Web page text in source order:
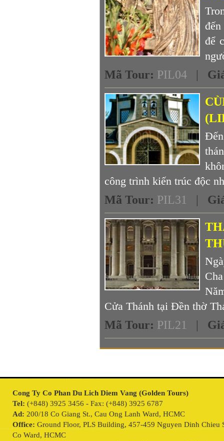
để
Mã Tour: PIL04 |
công trình kiến trúc độc
Mã Tour: PIL31 |
Cửa Thánh tại Đền thờ
Mã Tour: PIL21 |
Cong Ty Co Phan Du Lich Diem Vang (Golden Tours)
Tel: (+848) 3925 3456 - Fax: (+848) 3925 6787
Ad: 200/18 Co Giang St., Cau Ong Lanh Ward, HCMC
Office: Ground Floor, PLS Building, 457-459 Nguyen Dinh Chieu
Co Ward, HCMC